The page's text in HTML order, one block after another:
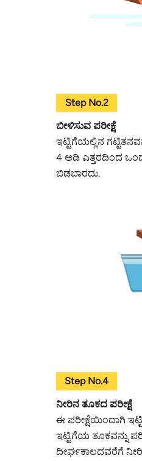
Step No.2
ಬೀಳಿಸುವ ಪರೀಕ್ಷೆ
ಇಟ್ಟಿಗೆಯಲ್ಲಿನ
4 ಅಡಿ ಎತ್ತರದಿಂದ
ಬಿಡಬಾರದು.
Step No.4
ನೀರಿನ ತೂಕದ ಪರೀಕ್ಷೆ
ಈ ಪರೀಕ್ಷೆಯಿಂದಾಗಿ
ಇಟ್ಟಿಗೆಯ ತೂಕವನ್ನು
ದೀರ್ಘಕಾಲದವರೆಗೆ